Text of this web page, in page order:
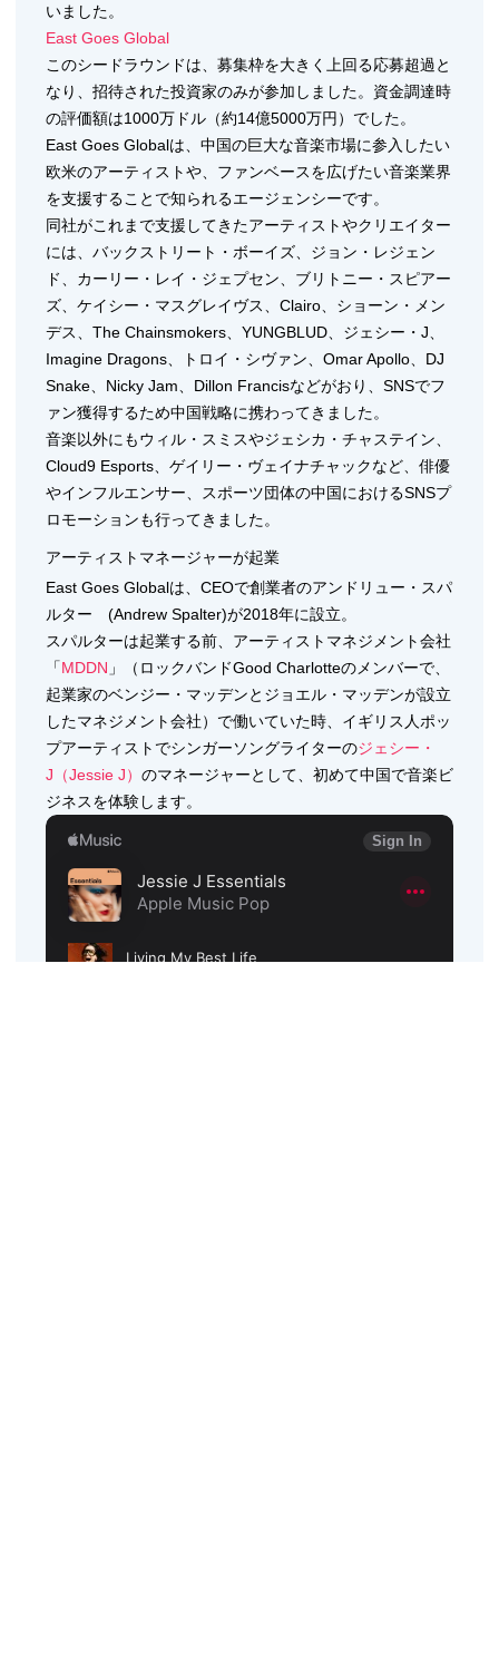
いました。
East Goes Global
このシードラウンドは、募集枠を大きく上回る応募超過と
なり、招待された投資家のみが参加しました。資金調達時
の評価額は1000万ドル（約14億5000万円）でした。
East Goes Globalは、中国の巨大な音楽市場に参入したい
欧米のアーティストや、ファンベースを広げたい音楽業界
を支援することで知られるエージェンシーです。
同社がこれまで支援してきたアーティストやクリエイター
には、バックストリート・ボーイズ、ジョン・レジェン
ド、カーリー・レイ・ジェプセン、ブリトニー・スピアー
ズ、ケイシー・マスグレイヴス、Clairo、ショーン・メン
デス、The Chainsmokers、YUNGBLUD、ジェシー・J、
Imagine Dragons、トロイ・シヴァン、Omar Apollo、DJ
Snake、Nicky Jam、Dillon Francisなどがおり、SNSでフ
ァン獲得するため中国戦略に携わってきました。
音楽以外にもウィル・スミスやジェシカ・チャステイン、
Cloud9 Esports、ゲイリー・ヴェイナチャックなど、俳優
やインフルエンサー、スポーツ団体の中国におけるSNSプ
ロモーションも行ってきました。
アーティストマネージャーが起業
East Goes Globalは、CEOで創業者のアンドリュー・スパ
ルター (Andrew Spalter)が2018年に設立。
スパルターは起業する前、アーティストマネジメント会社
「MDDN 」（ロックバンドGood Charlotteのメンバーで、
起業家のベンジー・マッデンとジョエル・マッデンが設立
したマネジメント会社）で働いていた時、イギリス人ポッ
プアーティストでシンガーソングライターのジェシー・
J（Jessie J） のマネージャーとして、初めて中国で音楽ビ
ジネスを体験します。